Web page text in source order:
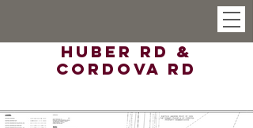
Huber Rd &
Cordova Rd